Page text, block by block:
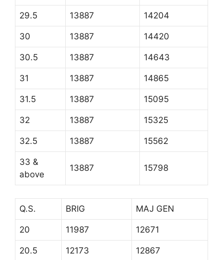
29.5 13887 14204
30 13887 14420
30.5 13887 14643
31 13887 14865
31.5 13887 15095
32 13887 15325
32.5 13887 15562
33 &
above
13887 15798
Q.S. BRIG MAJ GEN
20 11987 12671
20.5 12173 12867